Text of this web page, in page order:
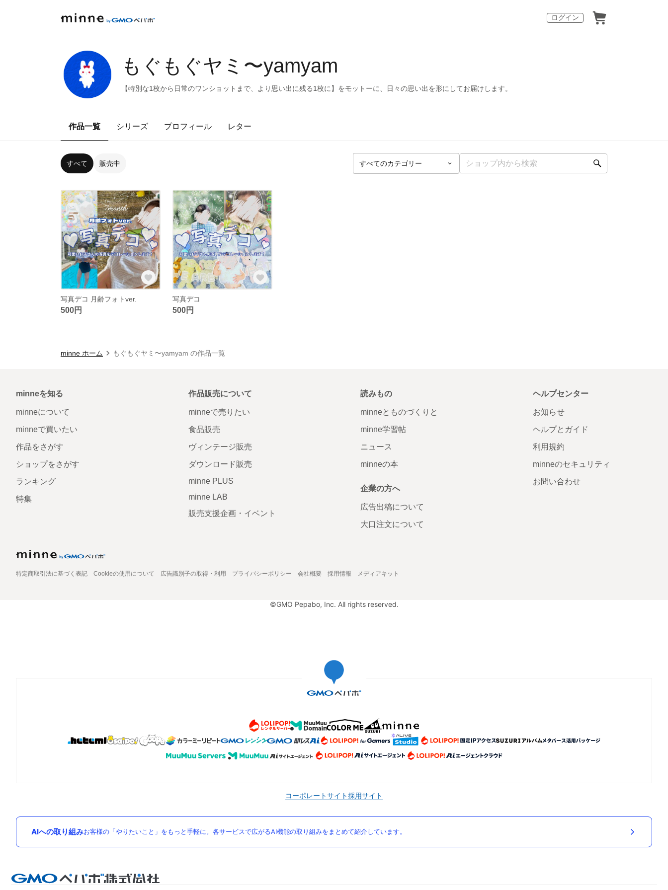
ログイン
もぐもぐヤミ〜yamyam
【特別な1枚から日常のワンショットまで、より思い出に残る1枚に】をモットーに、日々の思い出を形にしてお届けします。
作品一覧 シリーズ プロフィール レター
すべて 販売中
写真デコ 月齢フォトver.
500円
写真デコ
500円
minne ホーム もぐもぐヤミ〜yamyam の作品一覧
minneを知る
minneについて
minneで買いたい
作品をさがす
ショップをさがす
ランキング
特集
作品販売について
minneで売りたい
食品販売
ヴィンテージ販売
ダウンロード販売
minne PLUS
minne LAB
販売支援企画・イベント
読みもの
minneとものづくりと
minne学習帖
ニュース
minneの本
企業の方へ
広告出稿について
大口注文について
ヘルプセンター
お知らせ
ヘルプとガイド
利用規約
minneのセキュリティ
お問い合わせ
特定商取引法に基づく表記 Cookieの使用について 広告識別子の取得・利用 プライバシーポリシー 会社概要 採用情報 メディアキット
©GMO Pepabo, Inc. All rights reserved.
コーポレートサイト採用サイト
AIへの取り組みお客様の「やりたいこと」をもっと手軽に。各サービスで広がるAI機能の取り組みをまとめて紹介しています。